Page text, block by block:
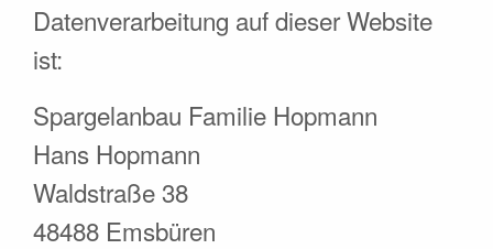
Datenverarbeitung auf dieser Website
ist:
Spargelanbau Familie Hopmann
Hans Hopmann
Waldstraße 38
48488 Emsbüren